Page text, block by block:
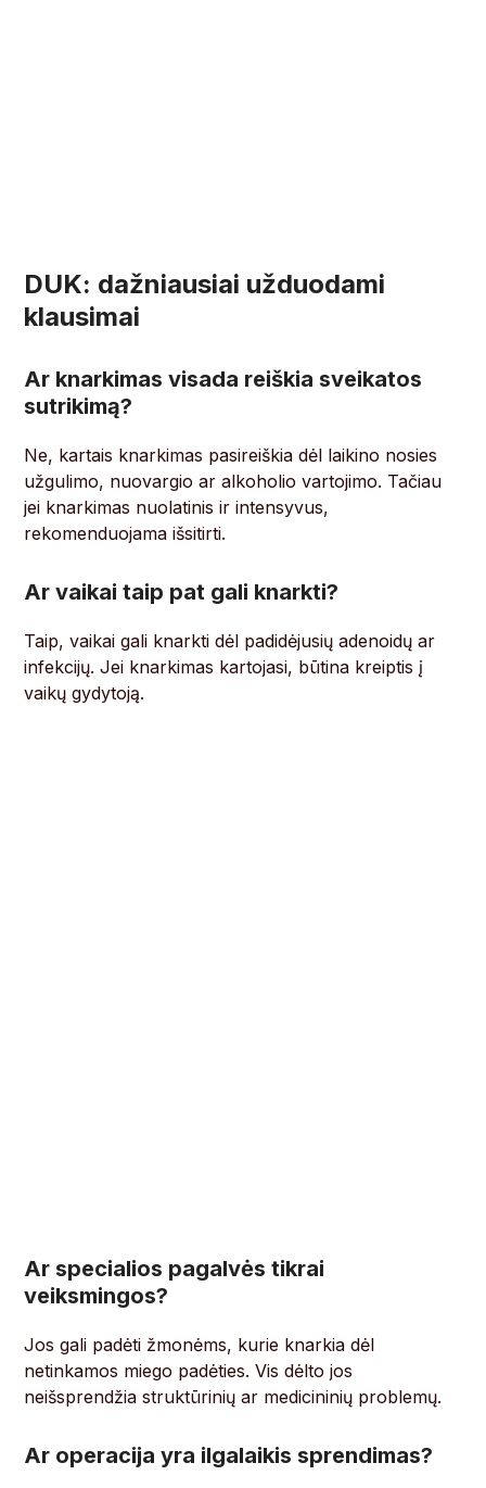
DUK: dažniausiai užduodami
klausimai
Ar knarkimas visada reiškia sveikatos
sutrikimą?
Ne, kartais knarkimas pasireiškia dėl laikino nosies
užgulimo, nuovargio ar alkoholio vartojimo. Tačiau
jei knarkimas nuolatinis ir intensyvus,
rekomenduojama išsitirti.
Ar vaikai taip pat gali knarkti?
Taip, vaikai gali knarkti dėl padidėjusių adenoidų ar
infekcijų. Jei knarkimas kartojasi, būtina kreiptis į
vaikų gydytoją.
Ar specialios pagalvės tikrai
veiksmingos?
Jos gali padėti žmonėms, kurie knarkia dėl
netinkamos miego padėties. Vis dėlto jos
neišsprendžia struktūrinių ar medicininių problemų.
Ar operacija yra ilgalaikis sprendimas?